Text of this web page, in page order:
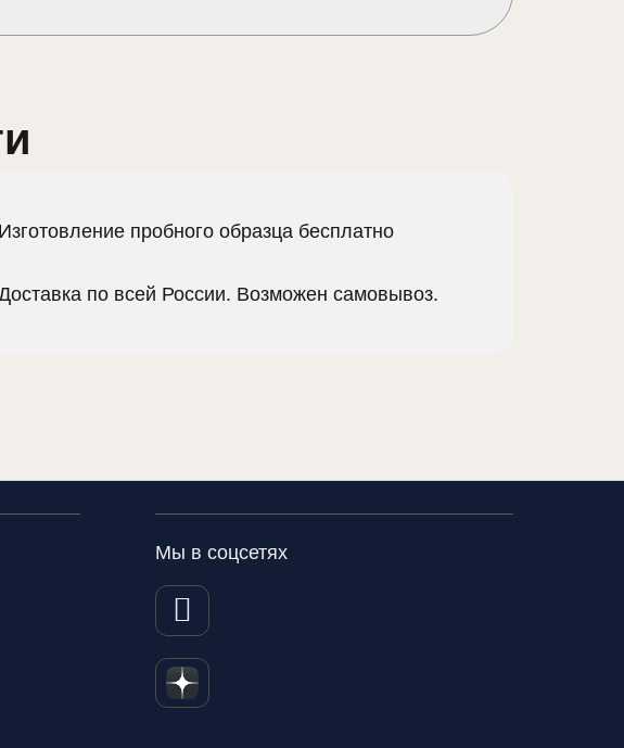
Изготовление пробного образца бесплатно
по всей России. Возможен самовывоз.
Мы в соцсетях